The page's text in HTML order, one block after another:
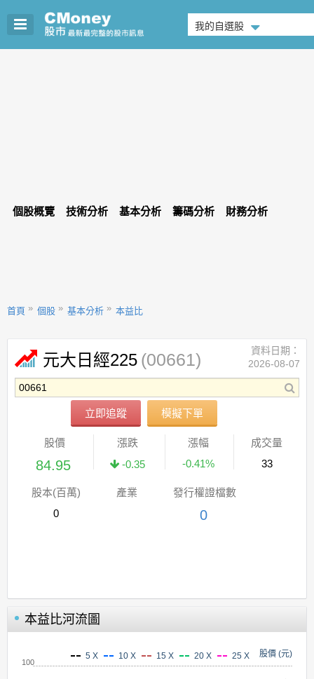
我的自選股
個股概覽 技術分析 基本分析 籌碼分析 財務分析
首頁 個股 基本分析 本益比
元大日經225 (00661)
立即追蹤 模擬下單
資料日期：
2026-08-07
股價
84.95
漲跌
-0.35
漲幅
-0.41%
成交量
33
股本(百萬)
0
產業 發行權證檔數
0
本益比河流圖
股價 (元)
5 X 10 X 15 X 20 X 25 X
100